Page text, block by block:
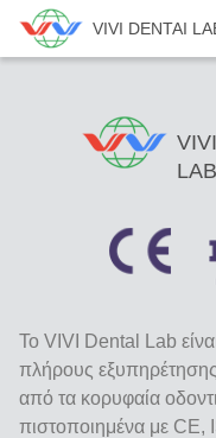
VIVI DENTAI
Το VIVI Dental Lab
πλήρους
από τα κορυφαία
πιστοποιημένα με CE,